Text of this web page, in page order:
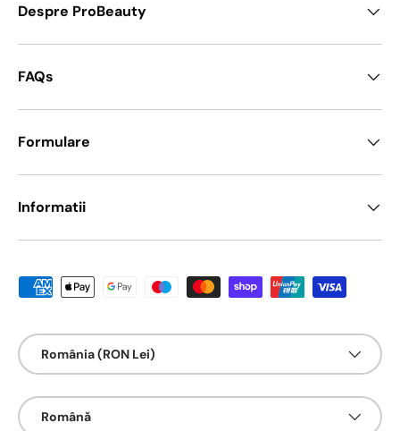
Despre ProBeauty
FAQs
Formulare
Informatii
Metode de platā acceptate
Țarǎ/Regiune
România (RON Lei)
Limbā
Română